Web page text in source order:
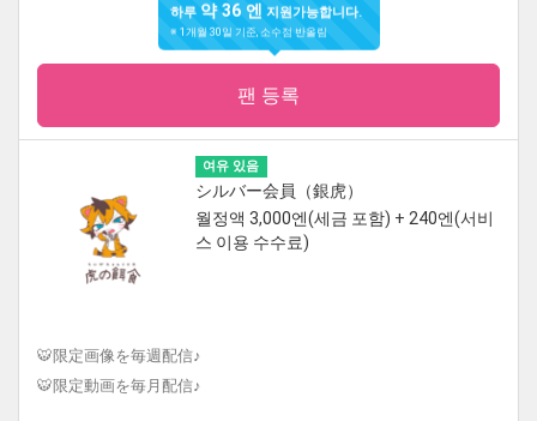
하루약 36 엔 지원가능합니다.
※ 1개월 30일 기준, 소수점 반올림
팬 등록
여유 있음
シルバー会員（銀虎）
월정액 3,000엔(세금 포함) + 240엔(서비
스 이용 수수료)
🐯限定画像を毎週配信♪
🐯限定動画を毎月配信♪